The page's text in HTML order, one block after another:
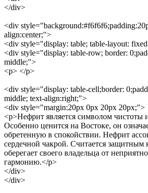
</div>
<div
align:center;">
<div style="display: table; table-layout:
<div style="display: table-row; border:
middle;">
<p> </p>
<div style="display: table-cell;border:
middle; text-align:right;">
<div style="margin:20px 0px 20px 20px;">
<p>Нефрит является символом чистоты
Особенно ценится на Востоке, он
обретенную в спокойствии. Нефрит
сердечной чакрой. Считается защитным
оберегает своего владельца от
гармонию.</p>
</div>
</div>